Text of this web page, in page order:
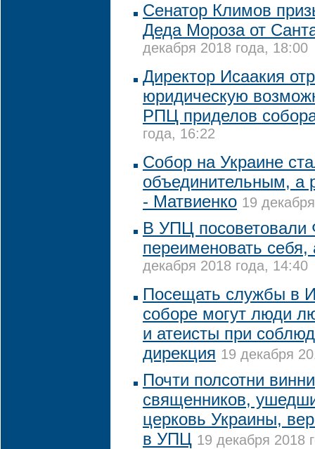
Сенатор Климов
Деда Мороза от
декабря 2018 года, 18:00
Директор Исаакия
юридическую
РПЦ приделов
года, 16:22
Собор на Украине
объединительным, а
- Матвиенко 19
В УПЦ посоветовали
переименовать себя,
декабря 2018 года, 14:40
Посещать службы в
соборе могут люди
и атеисты при
дирекция 19 декабря
Почти полсотни
священников,
церковь Украины,
в УПЦ 19 декабря 2018